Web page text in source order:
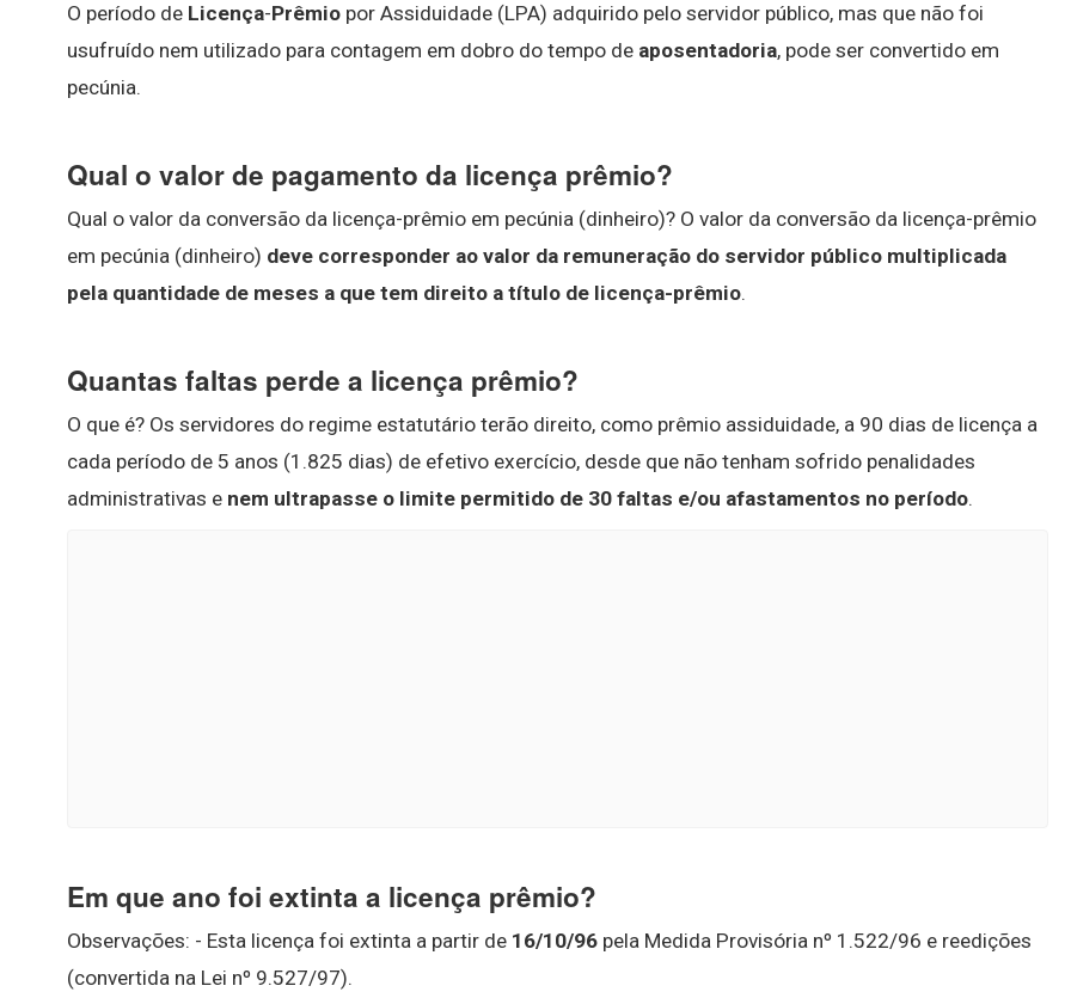
O período de Licença-Prêmio por Assiduidade (LPA) adquirido pelo servidor público, mas que não foi
usufruído nem utilizado para contagem em dobro do tempo de aposentadoria, pode ser convertido em
pecúnia.
Qual o valor de pagamento da licença prêmio?
Qual o valor da conversão da licença-prêmio em pecúnia (dinheiro)? O valor da conversão da licença-prêmio
em pecúnia (dinheiro) deve corresponder ao valor da remuneração do servidor público multiplicada
pela quantidade de meses a que tem direito a título de licença-prêmio.
Quantas faltas perde a licença prêmio?
O que é? Os servidores do regime estatutário terão direito, como prêmio assiduidade, a 90 dias de licença a
cada período de 5 anos (1.825 dias) de efetivo exercício, desde que não tenham sofrido penalidades
administrativas e nem ultrapasse o limite permitido de 30 faltas e/ou afastamentos no período.
Em que ano foi extinta a licença prêmio?
Observações: - Esta licença foi extinta a partir de 16/10/96 pela Medida Provisória nº 1.522/96 e reedições
(convertida na Lei nº 9.527/97).